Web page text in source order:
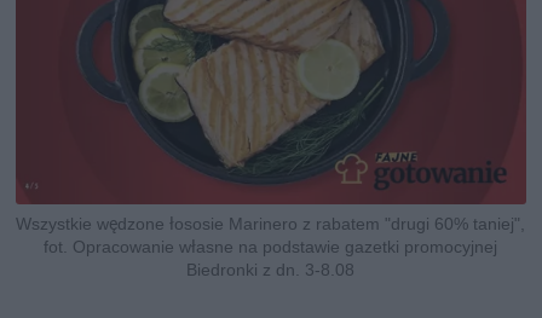
Wszystkie wędzone łososie Marinero z rabatem "drugi 60% taniej",
fot. Opracowanie własne na podstawie gazetki promocyjnej
Biedronki z dn. 3-8.08